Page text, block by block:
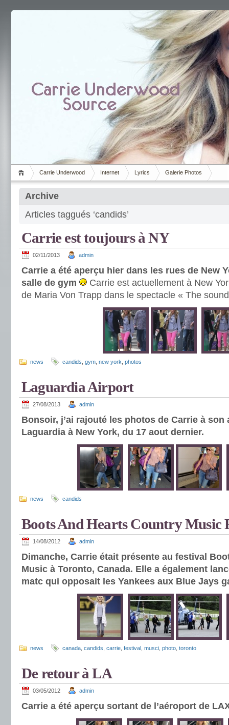
Carrie Underwood Internet Lyrics Galerie Photos
Archive
Articles taggués ‘candids’
Carrie est toujours à NY
02/11/2013 admin
Carrie a été aperçu hier dans les rues de New
salle de gym
Carrie est actuellement à New
de Maria Von Trapp dans le spectacle « The
news candids gym new york photos
Laguardia Airport
27/08/2013 admin
Bonsoir, j’ai rajouté les photos de Carrie à son
Laguardia à New York, du 17 aout dernier.
news candids
Boots And Hearts Country Music
14/08/2012 admin
Dimanche, Carrie était présente au festival
Music à Toronto, Canada. Elle a également
matc qui opposait les Yankees aux Blue Jays
news canada candids carrie festival musci photo toronto
De retour à LA
03/05/2012 admin
Carrie a été aperçu sortant de l’aéroport de